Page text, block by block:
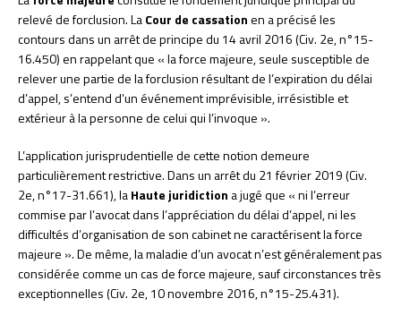
relevé de forclusion. LaCour de cassationen a précisé les
contours dans un arrêt de principe du 14 avril 2016 (Civ. 2e, n°15-
16.450) en rappelant que « la force majeure, seule susceptible de
relever une partie de la forclusion résultant de l’expiration du délai
d’appel, s’entend d’un événement imprévisible, irrésistible et
extérieur à la personne de celui qui l’invoque ».
L’application jurisprudentielle de cette notion demeure
particulièrement restrictive. Dans un arrêt du 21 février 2019 (Civ.
2e, n°17-31.661), laHaute juridiction a jugé que « ni l’erreur
commise par l’avocat dans l’appréciation du délai d’appel, ni les
difficultés d’organisation de son cabinet ne caractérisent la force
majeure ». De même, la maladie d’un avocat n’est généralement pas
considérée comme un cas de force majeure, sauf circonstances très
exceptionnelles (Civ. 2e, 10 novembre 2016, n°15-25.431).